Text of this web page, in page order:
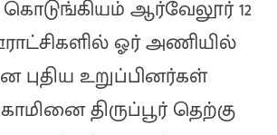
ஆர்வேலூர் 12
ஓர் அணியில்
புதிய உறுப்பினர்கள்
திருப்பூர் தெற்கு